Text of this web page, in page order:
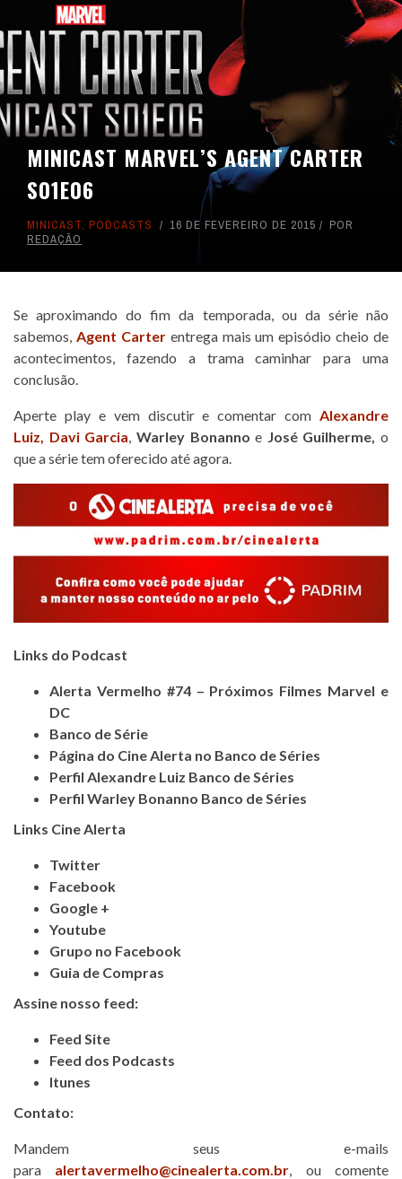
MINICAST MARVEL’S AGENT CARTER
S01E06
MINICAST, PODCASTS 16 DE FEVEREIRO DE 2015
POR
REDAÇÃO
Se aproximando do fim da temporada, ou da série não
sabemos, Agent Carterentrega mais um episódio cheio de
acontecimentos, fazendo a trama caminhar para uma
conclusão.
Aperte play e vem discutir e comentar com Alexandre
Luiz, Davi Garcia, Warley Bonanno e José Guilherme, o
que a série tem oferecido até agora.
Links do Podcast
Alerta Vermelho #74 – Próximos Filmes Marvel e
DC
Banco de Série
Página do Cine Alerta no Banco de Séries
Perfil Alexandre Luiz Banco de Séries
Perfil Warley Bonanno Banco de Séries
Links Cine Alerta
Twitter
Facebook
Google +
Youtube
Grupo no Facebook
Guia de Compras
Assine nosso feed:
Feed Site
Feed dos Podcasts
Itunes
Contato:
Mandem seus e-mails
para alertavermelho@cinealerta.com.br , ou comente